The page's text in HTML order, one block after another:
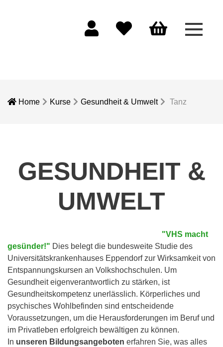
Menü
Home Kurse Gesundheit & Umwelt Tanz
GESUNDHEIT &
UMWELT
"VHS macht
gesünder!" Dies belegt die bundesweite Studie des
Universitätskrankenhauses Eppendorf zur Wirksamkeit von
Entspannungskursen an Volkshochschulen. Um
Gesundheit eigenverantwortlich zu stärken, ist
Gesundheitskompetenz unerlässlich. Körperliches und
psychisches Wohlbefinden sind entscheidende
Voraussetzungen, um die Herausforderungen im Beruf und
im Privatleben erfolgreich bewältigen zu können.
In unseren Bildungsangeboten erfahren Sie, was alles